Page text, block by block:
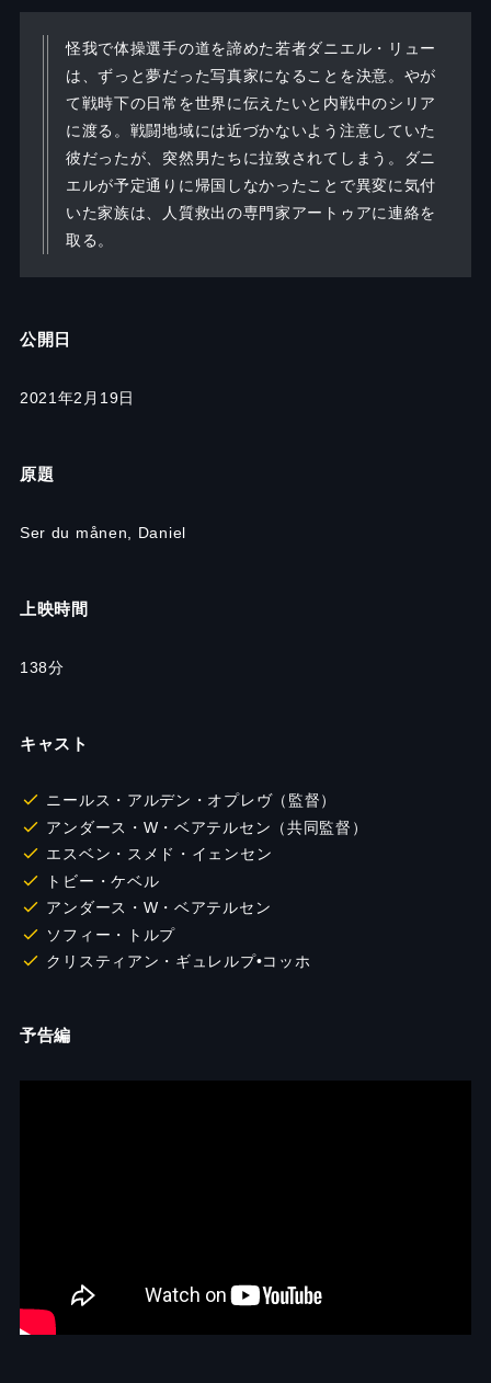
怪我で体操選手の道を諦めた若者ダニエル・リュー
は、ずっと夢だった写真家になることを決意。やが
て戦時下の日常を世界に伝えたいと内戦中のシリア
に渡る。戦闘地域には近づかないよう注意していた
彼だったが、突然男たちに拉致されてしまう。ダニ
エルが予定通りに帰国しなかったことで異変に気付
いた家族は、人質救出の専門家アートゥアに連絡を
取る。
公開日
2021年2月19日
原題
Ser du månen, Daniel
上映時間
138分
キャスト
ニールス・アルデン・オプレヴ（監督）
アンダース・W・ベアテルセン（共同監督）
エスベン・スメド・イェンセン
トビー・ケベル
アンダース・W・ベアテルセン
ソフィー・トルプ
クリスティアン・ギュレルプ•コッホ
予告編